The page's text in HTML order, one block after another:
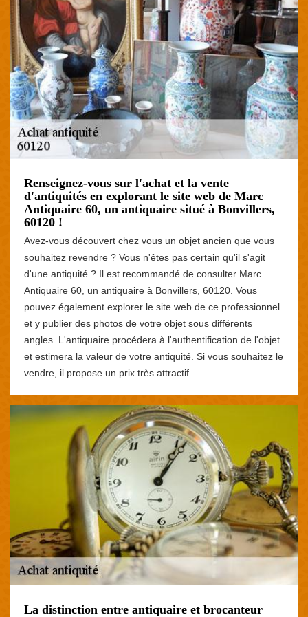
Renseignez-vous sur l'achat et la vente
d'antiquités en explorant le site web de Marc
Antiquaire 60, un antiquaire situé à Bonvillers,
60120 !
Avez-vous découvert chez vous un objet ancien que vous
souhaitez revendre ? Vous n'êtes pas certain qu'il s'agit
d'une antiquité ? Il est recommandé de consulter Marc
Antiquaire 60, un antiquaire à Bonvillers, 60120. Vous
pouvez également explorer le site web de ce professionnel
et y publier des photos de votre objet sous différents
angles. L'antiquaire procédera à l'authentification de l'objet
et estimera la valeur de votre antiquité. Si vous souhaitez le
vendre, il propose un prix très attractif.
La distinction entre antiquaire et brocanteur